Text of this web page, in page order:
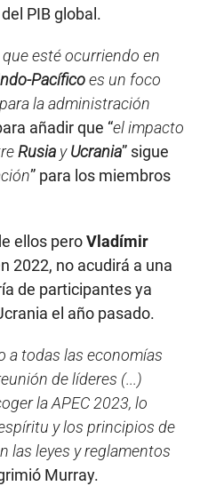
PIB global.
esté ocurriendo en
Pacíficoes un foco
la administración
añadir que “el impacto
Rusia yUcrania” sigue
” para los miembros
ellos peroVladímir
2022, no acudirá a una
de participantes ya
el año pasado.
a todas las economías
de líderes (...)
la APEC 2023, lo
y los principios de
las leyes y reglamentos
Murray.